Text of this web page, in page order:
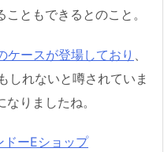
ともできるとのこと。
ースが登場しており
しれないと噂されていま
りましたね。
ドーEショップ